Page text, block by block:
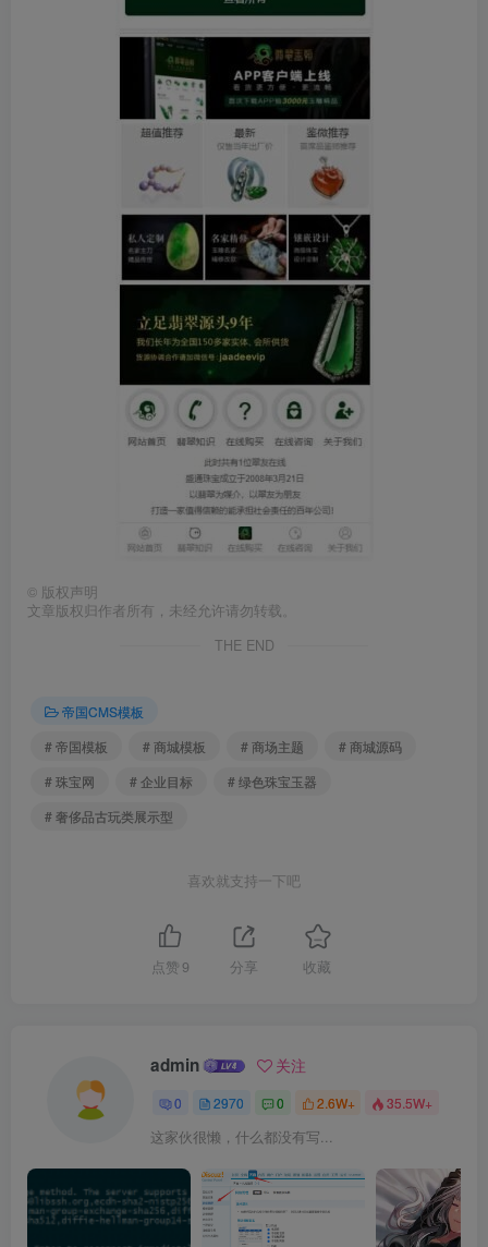
© 版权声明
文章版权归作者所有，未经允许请勿转载。
THE END
帝国CMS模板
# 帝国模板
# 商城模板 # 商场主题
# 商城源码
# 珠宝网
# 企业目标
# 绿色珠宝玉器
# 奢侈品古玩类展示型
喜欢就支持一下吧
点赞 9 分享 收藏
admin 关注
0 2970 0 2.6W+ 35.5W+
这家伙很懒，什么都没有写...